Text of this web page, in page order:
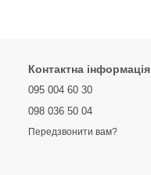
Контактна інформація
095 004 60 30
098 036 50 04
Передзвонити вам?